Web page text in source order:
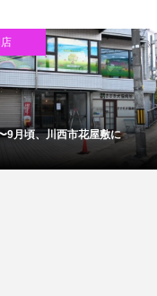
9月頃、川西市花屋敷に